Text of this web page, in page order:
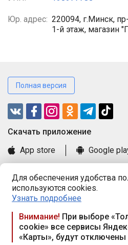
Для обеспечения удобства
используются cookies.
Узнать подробнее
Внимание! При выборе
cookie» все сервисы
«Карты», будут отключены
Юр. адрес: 220094, г.Минск,
1-й этаж, магазин
Полная версия
Cкачать приложение
App store
Google
Книга замечаний и предложений
Правила и документы
Praca.by © 2000—2026, ООО
Республика Беларусь, 220114, г.
117а, пом. № 9.